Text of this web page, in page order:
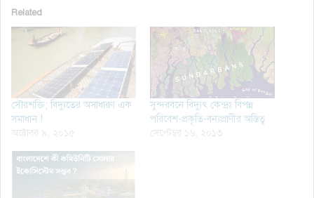
Related
সৌরশক্তি; বিদ্যুতের অসাধারণ এক
সমাধান !
সুন্দরবনে বিদ্যুৎ কেন্দ্রঃ বিপন্ন
পরিবেশ-প্রকৃতি-বন্যপ্রাণীর অস্তিত্ব